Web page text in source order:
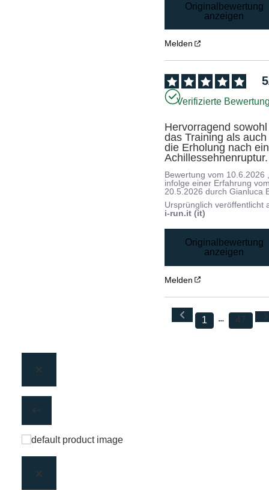
Originalbewertung
anzeigen
Melden
5
Verifizierte
Hervorragend
das Training als auch
die Erholung nach
Achillessehnenruptur.
Bewertung vom 10.6.2026
infolge einer Erfahrung
20.5.2026 durchGianluca
Ursprünglich veröffentlicht
i-run.it (it)
Originalbewertung
anzeigen
Melden
1 47